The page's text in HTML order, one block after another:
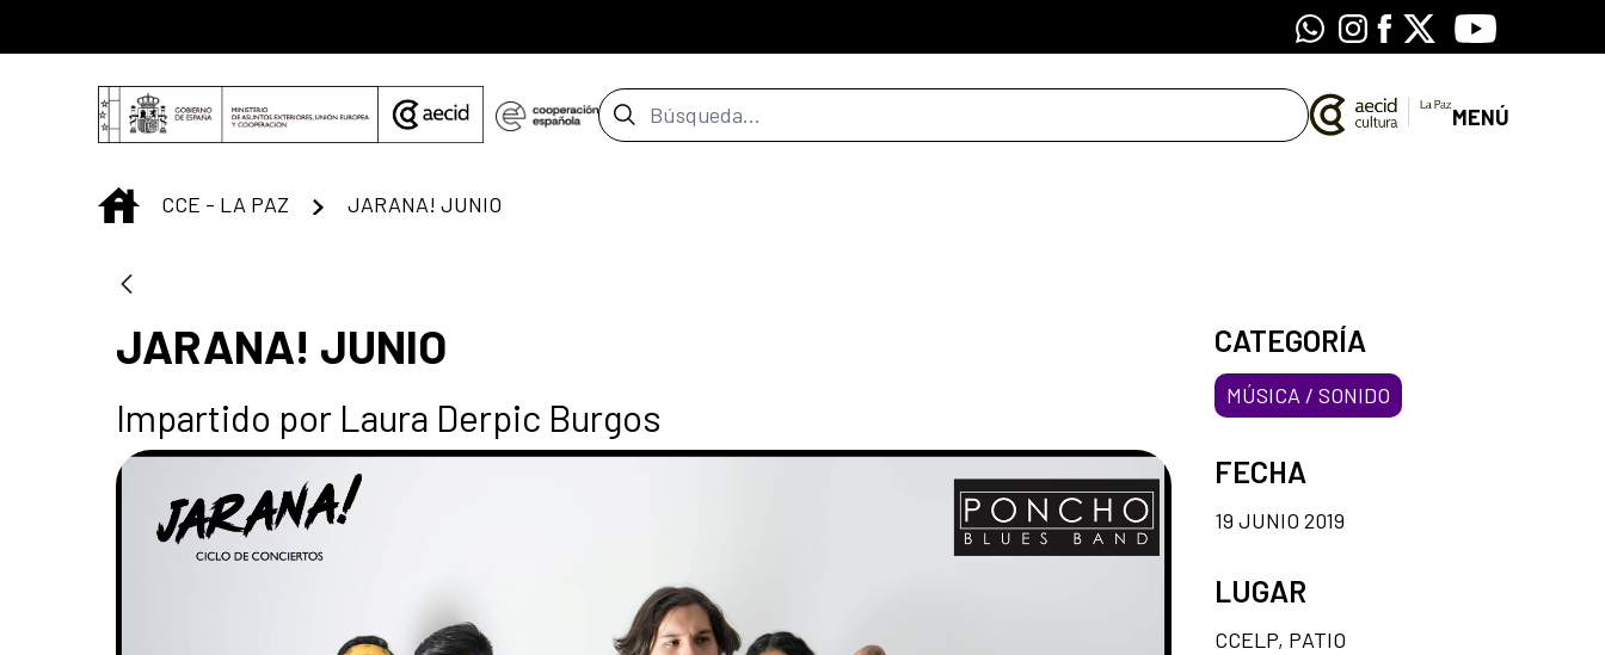
WhatsappInstagram
Facebook
X Youtube
Barra de búsqueda MENÚ
INICIO
CCE - LA PAZ JARANA! JUNIO
JARANA! JUNIO
Impartido por Laura Derpic Burgos
CATEGORÍA
MÚSICA / SONIDO
FECHA
19 JUNIO 2019
LUGAR
CCELP, PATIO